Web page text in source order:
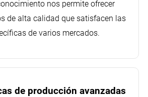
nos permite ofrecer
de alta calidad que satisfacen las
de varios mercados.
de producción avanzadas